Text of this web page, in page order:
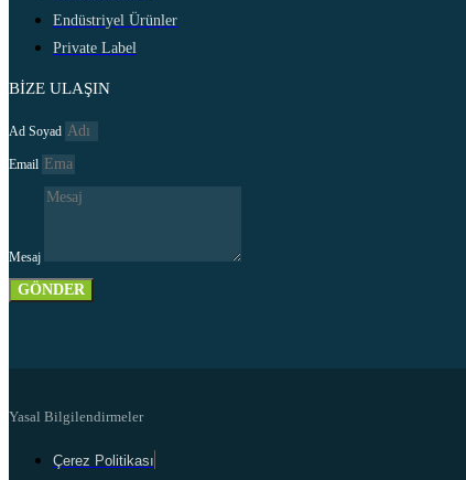
Endüstriyel Ürünler
Private Label
BİZE ULAŞIN
Ad Soyad
Email
Mesaj
GÖNDER
Yasal Bilgilendirmeler
Çerez Politikası